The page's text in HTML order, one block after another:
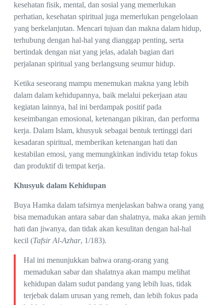
kesehatan fisik, mental, dan sosial yang memerlukan
perhatian, kesehatan spiritual juga memerlukan pengelolaan
yang berkelanjutan. Mencari tujuan dan makna dalam hidup,
terhubung dengan hal-hal yang dianggap penting, serta
bertindak dengan niat yang jelas, adalah bagian dari
perjalanan spiritual yang berlangsung seumur hidup.
Ketika seseorang mampu menemukan makna yang lebih
dalam dalam kehidupannya, baik melalui pekerjaan atau
kegiatan lainnya, hal ini berdampak positif pada
keseimbangan emosional, ketenangan pikiran, dan performa
kerja. Dalam Islam, khusyuk sebagai bentuk tertinggi dari
kesadaran spiritual, memberikan ketenangan hati dan
kestabilan emosi, yang memungkinkan individu tetap fokus
dan produktif di tempat kerja.
Khusyuk dalam Kehidupan
Buya Hamka dalam tafsirnya menjelaskan bahwa orang yang
bisa memadukan antara sabar dan shalatnya, maka akan jernih
hati dan jiwanya, dan tidak akan kesulitan dengan hal-hal
kecil (Tafsir Al-Azhar, 1/183).
Hal ini menunjukkan bahwa orang-orang yang
memadukan sabar dan shalatnya akan mampu melihat
kehidupan dalam sudut pandang yang lebih luas, tidak
terjebak dalam urusan yang remeh, dan lebih fokus pada